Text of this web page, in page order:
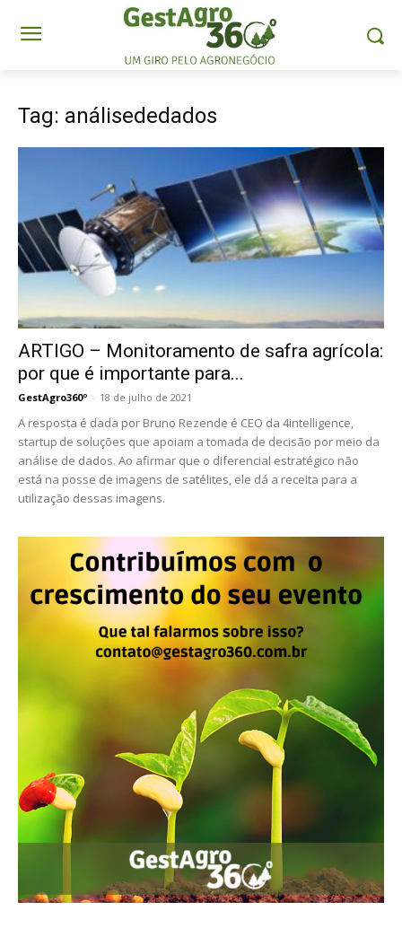
Tag: análisededados
ARTIGO – Monitoramento de safra agrícola:
por que é importante para...
GestAgro360º - 18 de julho de 2021
A resposta é dada por Bruno Rezende é CEO da 4intelligence,
startup de soluções que apoiam a tomada de decisão por meio da
análise de dados. Ao afirmar que o diferencial estratégico não
está na posse de imagens de satélites, ele dá a receita para a
utilização dessas imagens.